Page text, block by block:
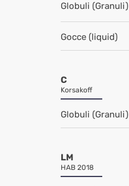
Globuli (Granuli)
Gocce (liquid)
C
Korsakoff
Globuli (Granuli)
LM
HAB 2018